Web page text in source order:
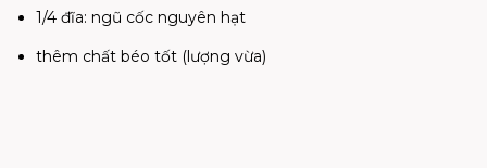
1/4 đĩa: ngũ cốc nguyên hạt
thêm chất béo tốt (lượng vừa)